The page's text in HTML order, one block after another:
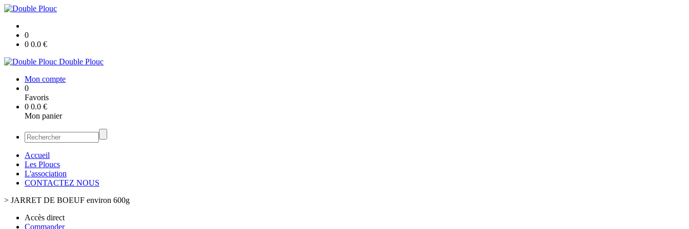
0
0 0.0 €
Double Plouc
Mon compte
0
Favoris
0 0.0 €
Mon panier
Accueil
Les Ploucs
L'association
CONTACTEZ NOUS
> JARRET DE BOEUF environ 600g
Accès direct
Commander